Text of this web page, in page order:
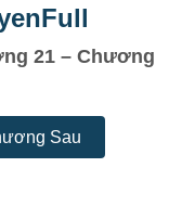
21 – Chương
Sau